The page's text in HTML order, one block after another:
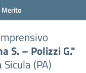
S. – Polizzi G."
(PA)